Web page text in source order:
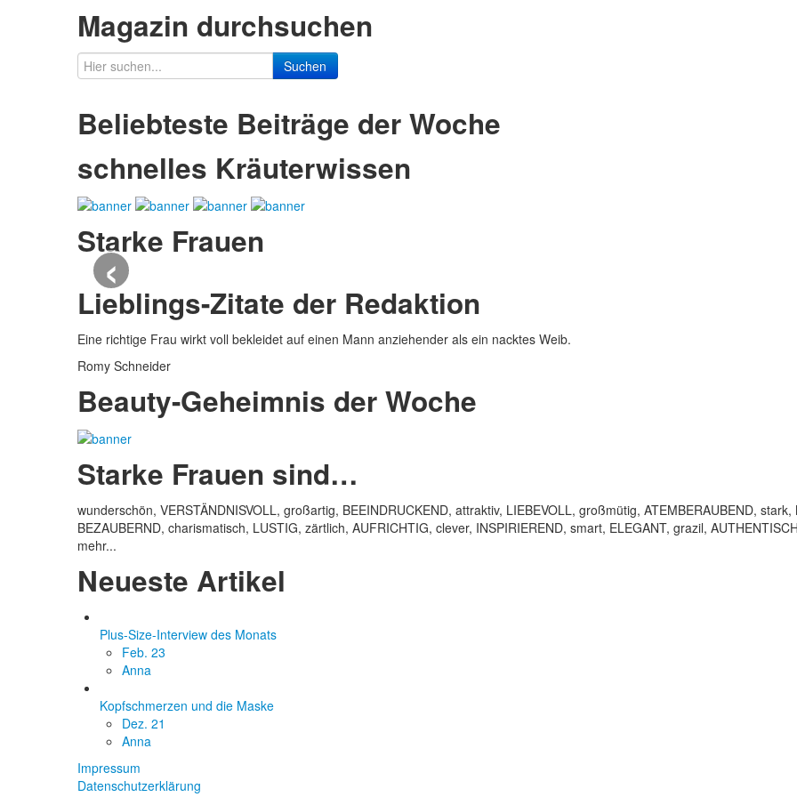
Magazin durchsuchen
Suchen
Beliebteste Beiträge der Woche
schnelles Kräuterwissen
Starke Frauen
‹
Lieblings-Zitate der Redaktion
Eine richtige Frau wirkt voll bekleidet auf einen Mann anziehender als ein nacktes Weib.
Romy Schneider
Beauty-Geheimnis der Woche
Starke Frauen sind…
wunderschön, VERSTÄNDNISVOLL, großartig, BEEINDRUCKEND, attraktiv, LIEBEVOLL, großmütig, ATEMBERAUBEND,
BEZAUBERND, charismatisch, LUSTIG, zärtlich, AUFRICHTIG, clever, INSPIRIEREND, smart, ELEGANT, grazil,
mehr...
Neueste Artikel
Plus-Size-Interview des Monats
Feb. 23
Anna
Kopfschmerzen und die Maske
Dez. 21
Anna
Impressum
Datenschutzerklärung